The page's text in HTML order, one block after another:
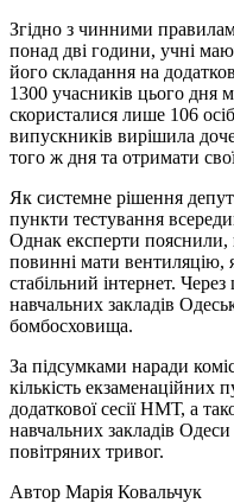
Згідно з чинними
понад дві години, учні
його складання на
1300 учасників цього дня
скористалися лише 106
випускників вирішила
того ж дня та отримати
Як системне рішення
пункти тестування
Однак експерти пояснили,
повинні мати вентиляцію,
стабільний інтернет.
навчальних закладів
бомбосховища.
За підсумками наради
кількість екзаменаційних
додаткової сесії НМТ, а
навчальних закладів
повітряних тривог.
Автор Марія Ковальчук